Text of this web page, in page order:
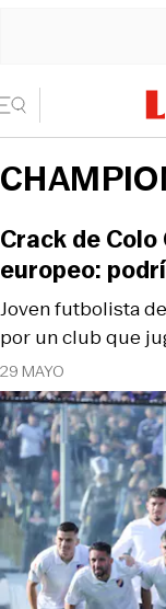
29 MAYO
Joven futbolista
por un club que
Crack de
europeo: